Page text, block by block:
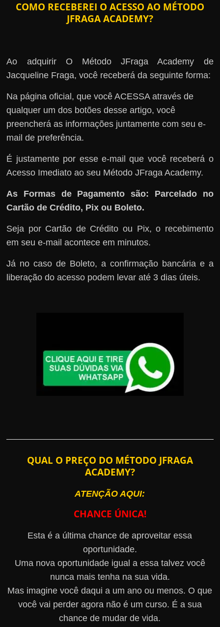
COMO RECEBEREI O ACESSO AO MÉTODO
JFRAGA ACADEMY?
Ao adquirir O Método JFraga Academy de
Jacqueline Fraga, você receberá da seguinte forma:
Na página oficial, que você ACESSA através de
qualquer um dos botões desse artigo, você
preencherá as informações juntamente com seu e-
mail de preferência.
É justamente por esse e-mail que você receberá o
Acesso Imediato ao seu Método JFraga Academy.
As Formas de Pagamento são: Parcelado no
Cartão de Crédito, Pix ou Boleto.
Seja por Cartão de Crédito ou Pix, o recebimento
em seu e-mail acontece em minutos.
Já no caso de Boleto, a confirmação bancária e a
liberação do acesso podem levar até 3 dias úteis.
QUAL O PREÇO DO MÉTODO JFRAGA
ACADEMY?
ATENÇÃO AQUI:
CHANCE ÚNICA!
Esta é a última chance de aproveitar essa
oportunidade.
Uma nova oportunidade igual a essa talvez você
nunca mais tenha na sua vida.
Mas imagine você daqui a um ano ou menos. O que
você vai perder agora não é um curso. É a sua
chance de mudar de vida.